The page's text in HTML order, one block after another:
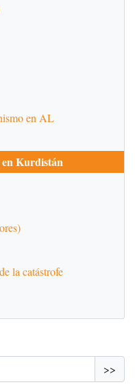
en AL
Kurdistán
la catástrofe
>>